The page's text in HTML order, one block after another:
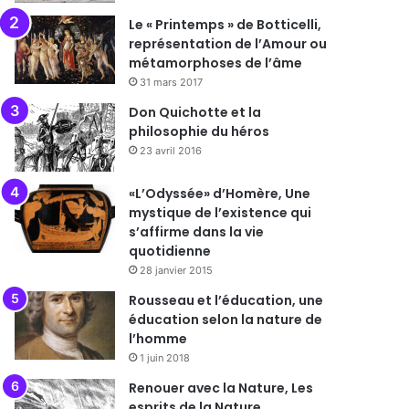
Le « Printemps » de Botticelli,
représentation de l’Amour ou
métamorphoses de l’âme
31 mars 2017
Don Quichotte et la
philosophie du héros
23 avril 2016
«L’Odyssée» d’Homère, Une
mystique de l’existence qui
s’affirme dans la vie
quotidienne
28 janvier 2015
Rousseau et l’éducation, une
éducation selon la nature de
l’homme
1 juin 2018
Renouer avec la Nature, Les